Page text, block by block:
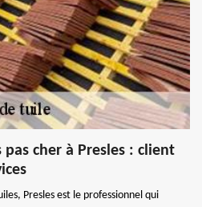
cher à Presles : client
Presles est le professionnel qui